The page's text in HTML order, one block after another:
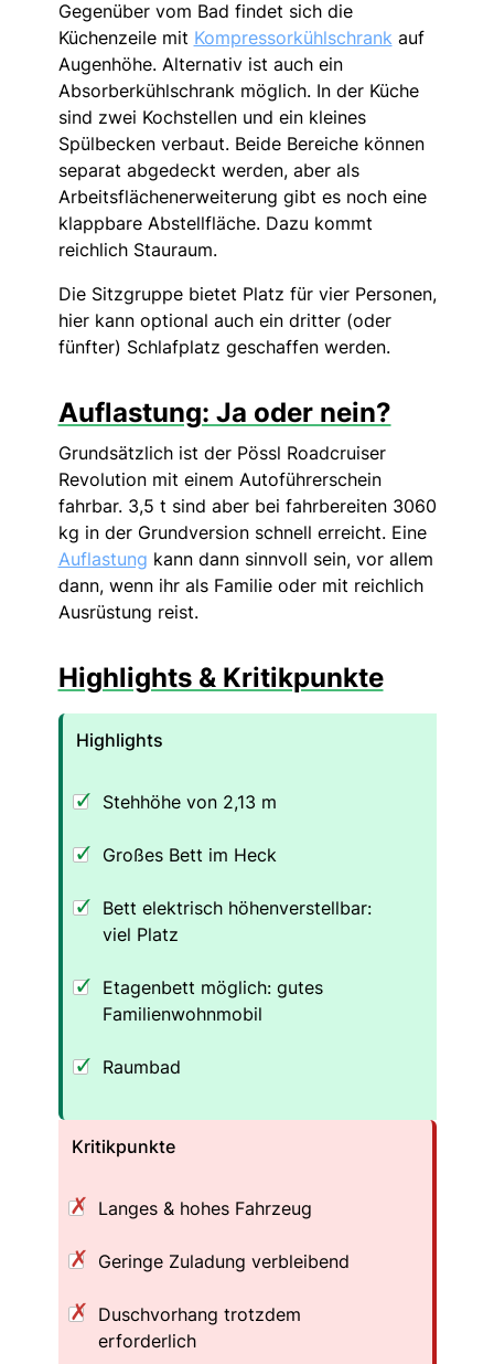
Gegenüber vom Bad findet sich die
Küchenzeile mit Kompressorkühlschrank auf
Augenhöhe. Alternativ ist auch ein
Absorberkühlschrank möglich. In der Küche
sind zwei Kochstellen und ein kleines
Spülbecken verbaut. Beide Bereiche können
separat abgedeckt werden, aber als
Arbeitsflächenerweiterung gibt es noch eine
klappbare Abstellfläche. Dazu kommt
reichlich Stauraum.
Die Sitzgruppe bietet Platz für vier Personen,
hier kann optional auch ein dritter (oder
fünfter) Schlafplatz geschaffen werden.
Auflastung: Ja oder nein?
Grundsätzlich ist der Pössl Roadcruiser
Revolution mit einem Autoführerschein
fahrbar. 3,5 t sind aber bei fahrbereiten 3060
kg in der Grundversion schnell erreicht. Eine
Auflastung kann dann sinnvoll sein, vor allem
dann, wenn ihr als Familie oder mit reichlich
Ausrüstung reist.
Highlights & Kritikpunkte
Highlights
Stehhöhe von 2,13 m
Großes Bett im Heck
Bett elektrisch höhenverstellbar:
viel Platz
Etagenbett möglich: gutes
Familienwohnmobil
Raumbad
Kritikpunkte
Langes & hohes Fahrzeug
Geringe Zuladung verbleibend
Duschvorhang trotzdem
erforderlich